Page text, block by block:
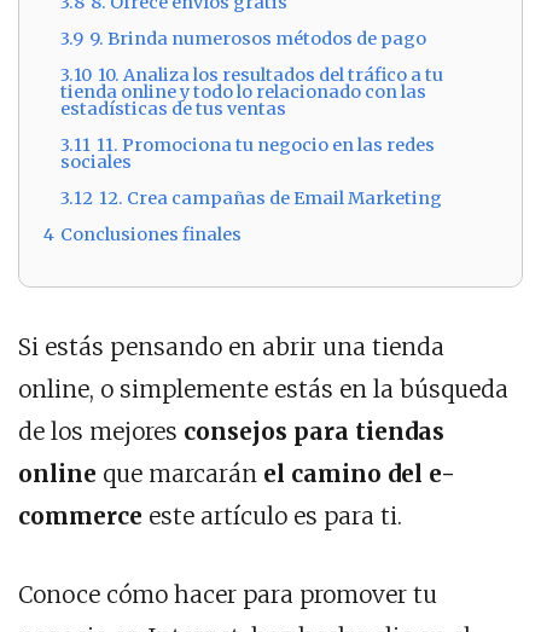
3.9 9. Brinda numerosos métodos de pago
3.10 10. Analiza los resultados del tráfico a tu
tienda online y todo lo relacionado con las
estadísticas de tus ventas
3.11 11. Promociona tu negocio en las redes
sociales
3.12 12. Crea campañas de Email Marketing
4 Conclusiones finales
Si estás pensando en abrir una tienda
online, o simplemente estás en la búsqueda
de los mejores consejos para tiendas
online que marcarán el camino del e-
commerce este artículo es para ti.
Conoce cómo hacer para promover tu